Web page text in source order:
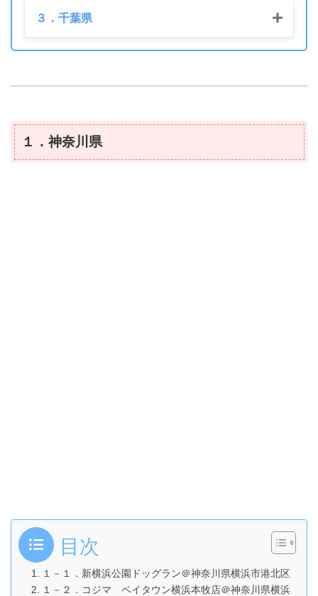
３．千葉県
１．神奈川県
目次
１－１．新横浜公園ドッグラン＠神奈川県横浜市港北区
１－２．コジマ ベイタウン横浜本牧店＠神奈川県横浜